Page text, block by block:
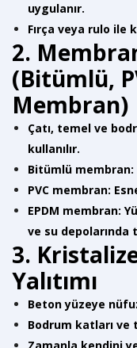
uygulanır.
Fırça veya rulo ile
2.
(Bitümlü,
Membran)
Çatı, temel ve
kullanılır.
Bitümlü membran:
PVC membran:
EPDM membran:
ve su depolarında
3.
Yalıtımı
Beton yüzeye
Bodrum katları